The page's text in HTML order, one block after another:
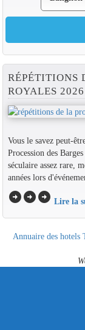
RÉPÉTITIONS
ROYALES
Vous le savez peut-
Procession des
séculaire assez rare,
années lors
arrow_circle_rightarrow_circle_rightarrow_circle_right Lire la
Annuaire des hotels